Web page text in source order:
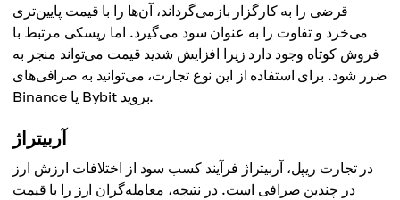
قرضی را به کارگزار بازمی‌گرداند، آن‌ها را با قیمت پایین‌تری
می‌خرد و تفاوت را به عنوان سود می‌گیرد. اما ریسکی مرتبط با
فروش کوتاه وجود دارد زیرا افزایش شدید قیمت می‌تواند منجر به
ضرر شود. برای استفاده از این نوع تجارت، می‌توانید به صرافی‌های
Binance یا Bybit بروید.
آربیتراژ
در تجارت ریپل، آربیتراژ فرآیند کسب سود از اختلافات ارزش ارز
در چندین صرافی است. در نتیجه، معامله‌گران ارز را با قیمت